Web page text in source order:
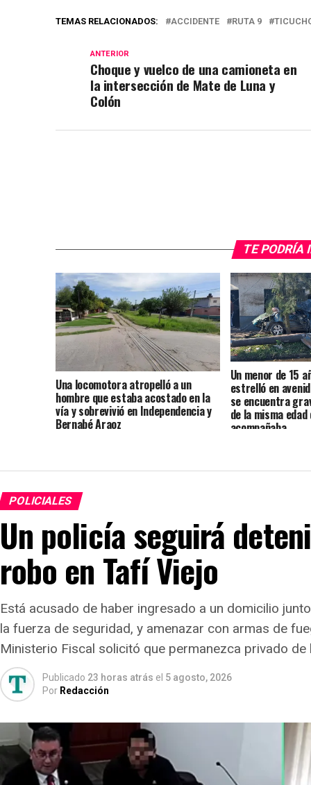
TEMAS RELACIONADOS: ACCIDENTE RUTA 9
ANTERIOR
Choque y vuelco de una camioneta en
la intersección de Mate de Luna y
Colón
TE PODRÍA
Una locomotora atropelló a un
hombre que estaba acostado en la
vía y sobrevivió en Independencia y
Bernabé Araoz
Un menor de 15
estrelló en
se encuentra
de la misma edad
acompañaba
POLICIALES
Un policía seguirá
robo en Tafí Viejo
Está acusado de haber ingresado a un domicilio
la fuerza de seguridad, y amenazar con armas de
Ministerio Fiscal solicitó que permanezca privado
Publicado 23 horas atrás el 5 agosto, 2026
Por Redacción